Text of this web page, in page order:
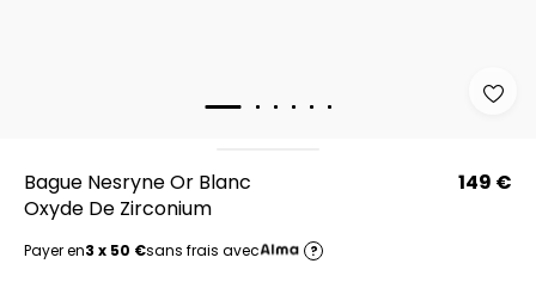
Bague Nesryne Or Blanc
Oxyde De Zirconium
149 €
Payer en3 x 50 €sans frais avec ?